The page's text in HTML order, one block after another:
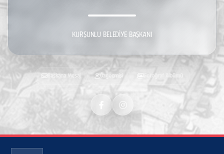
KURŞUNLU BELEDİYE BAŞKANI
Başkana Mesaj Özgeçmişi Fotoğraf Albümü